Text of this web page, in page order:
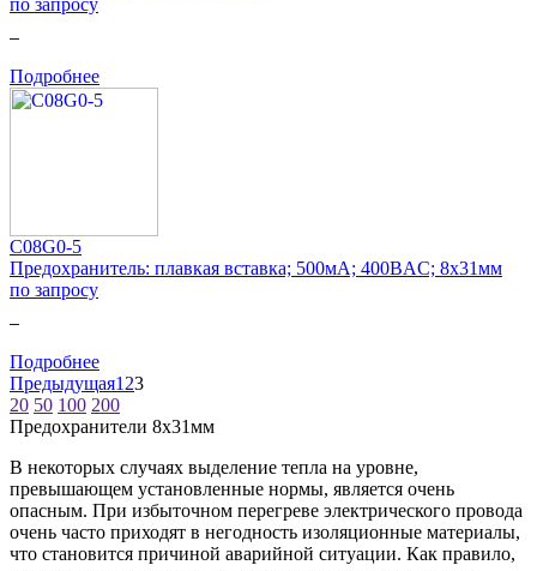
Подробнее
C08G0-5
Предохранитель: плавкая вставка; 500мА; 400ВAC; 8x31мм
по запросу
Подробнее
Предыдущая1 23
20 50 100 200
Предохранители 8x31мм
В некоторых случаях выделение тепла на уровне,
превышающем установленные нормы, является очень
опасным. При избыточном перегреве электрического провода
очень часто приходят в негодность изоляционные материалы,
что становится причиной аварийной ситуации. Как правило,